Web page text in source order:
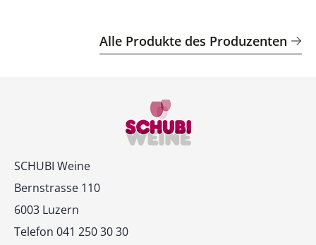
Alle Produkte des Produzenten
Kontakt
SCHUBI Weine
Bernstrasse 110
6003 Luzern
Telefon 041 250 30 30